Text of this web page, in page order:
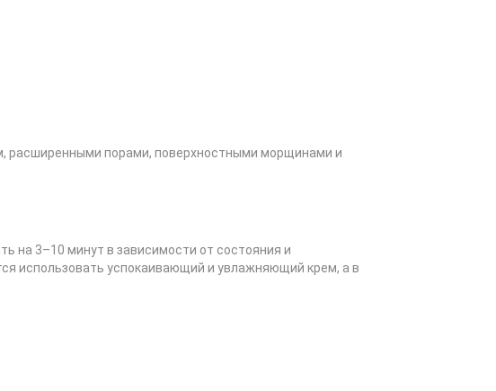
расширенными порами, поверхностными морщинами и
на 3–10 минут в зависимости от состояния и
использовать успокаивающий и увлажняющий крем, а в